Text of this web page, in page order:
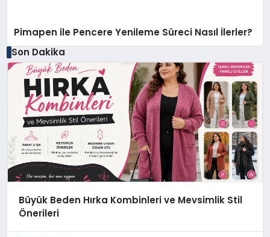
Pimapen ile Pencere Yenileme Süreci Nasıl İlerler?
Son Dakika
Büyük Beden Hırka Kombinleri ve Mevsimlik Stil
Önerileri